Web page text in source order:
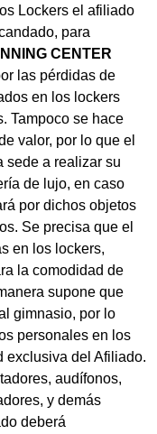
Lockers el afiliado
para
CENTER
las pérdidas de
en los lockers
Tampoco se hace
valor, por lo que el
sede a realizar su
de lujo, en caso
por dichos objetos
Se precisa que el
en los lockers,
la comodidad de
supone que
gimnasio, por lo
personales en los
exclusiva del Afiliado.
audífonos,
y demás
deberá